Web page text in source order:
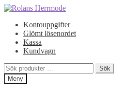
Hoppa
navigering
Hoppa
innehållKontouppgifter
Glömt lösenordet
Kassa
Kundvagn
Sök
efter:
Sök
Meny